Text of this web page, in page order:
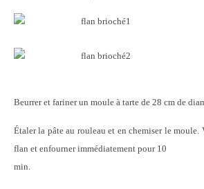
Beurrer et fariner un moule à tarte de 28 cm de
Étaler la pâte au rouleau et en chemiser le moule.
flan et enfourner immédiatement pour 10
min.